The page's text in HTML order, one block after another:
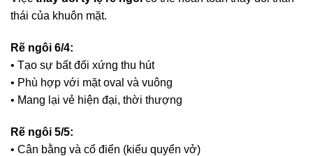
thái của khuôn mặt.
Rẽ ngôi 6/4:
• Tạo sự bất đối xứng thu hút
• Phù hợp với mặt oval và vuông
• Mang lại vẻ hiện đại, thời thượng
Rẽ ngôi 5/5:
• Cân bằng và cổ điển (kiểu quyển vở)